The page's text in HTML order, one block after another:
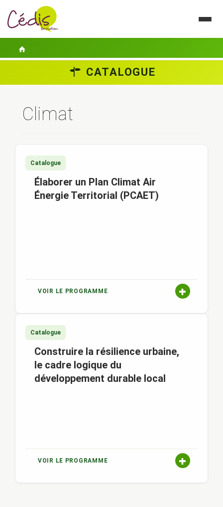
ACTUALITÉS
GUIDES PRATIQUES
CONTACT
ESPACE PERSONNEL
CATALOGUE
Climat
Catalogue
Élaborer un Plan Climat Air
Énergie Territorial (PCAET)
VOIR LE PROGRAMME
Catalogue
Construire la résilience urbaine,
le cadre logique du
développement durable local
VOIR LE PROGRAMME